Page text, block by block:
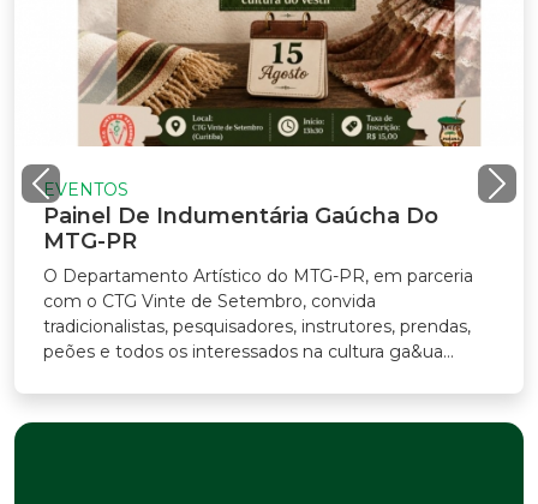
EVENTOS
Painel De Indumentária Gaúcha Do
MTG-PR
O Departamento Artístico do MTG-PR, em parceria
com o CTG Vinte de Setembro, convida
tradicionalistas, pesquisadores, instrutores, prendas,
peões e todos os interessados na cultura ga&ua...